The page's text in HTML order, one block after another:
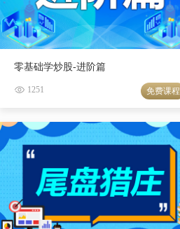
零基础学炒股-进阶篇
1251 免费课程